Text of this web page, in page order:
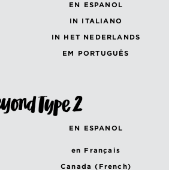
EN ESPANOL
IN ITALIANO
IN HET NEDERLANDS
EM PORTUGUÊS
EN ESPANOL
en Français
Canada (French)